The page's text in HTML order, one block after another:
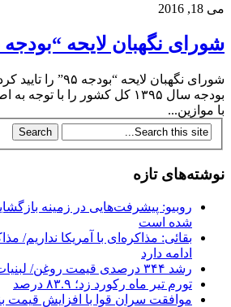
می 18, 2016
شورای نگهبان لایحه “بودجه ۹۵” را تایید کرد
شورای نگهبان لایحه
بودجه سال ۱۳۹۵ کل کشور را با
با موازین...
نوشته‌های تازه
روبیو: پیشرفت‌هایی در زمینه
شده است
بقائی: مذاکره‌ای با آمریکا نداریم/
ادامه دارد
رشد ۳۴۴ درصدی قیمت روغن/ لبنیات چقدر گران شد؟
تورم تیر ماه رکورد زد؛ ۸۳.۹ درصد
موافقت سران قوا با افزایش قیمت